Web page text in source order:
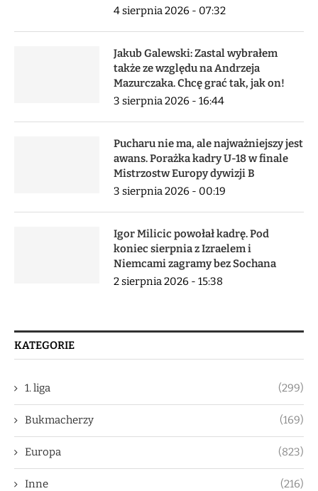
4 sierpnia 2026 - 07:32
Jakub Galewski: Zastal wybrałem
także ze względu na Andrzeja
Mazurczaka. Chcę grać tak, jak on!
3 sierpnia 2026 - 16:44
Pucharu nie ma, ale najważniejszy jest
awans. Porażka kadry U-18 w finale
Mistrzostw Europy dywizji B
3 sierpnia 2026 - 00:19
Igor Milicic powołał kadrę. Pod
koniec sierpnia z Izraelem i
Niemcami zagramy bez Sochana
2 sierpnia 2026 - 15:38
KATEGORIE
1. liga (299)
Bukmacherzy (169)
Europa (823)
Inne (216)